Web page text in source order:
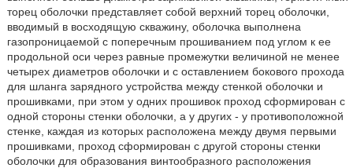
торец оболочки представляет собой верхний торец оболочки,
вводимый в восходящую скважину, оболочка выполнена
газопроницаемой с поперечным прошиванием под углом к ее
продольной оси через равные промежутки величиной не менее
четырех диаметров оболочки и с оставлением бокового прохода
для шланга зарядного устройства между стенкой оболочки и
прошивками, при этом у одних прошивок проход сформирован с
одной стороны стенки оболочки, а у других - у противоположной
стенке, каждая из которых расположена между двумя первыми
прошивками, проход сформирован с другой стороны стенки
оболочки для образования винтообразного расположения